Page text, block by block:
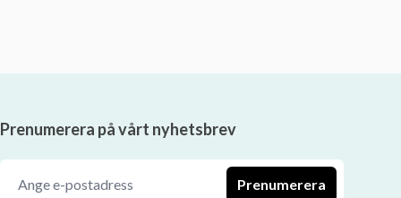
Prenumerera på vårt nyhetsbrev
Prenumerera